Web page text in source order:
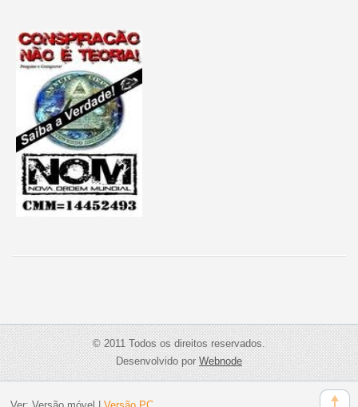
© 2011 Todos os direitos reservados.
Desenvolvido porWebnode